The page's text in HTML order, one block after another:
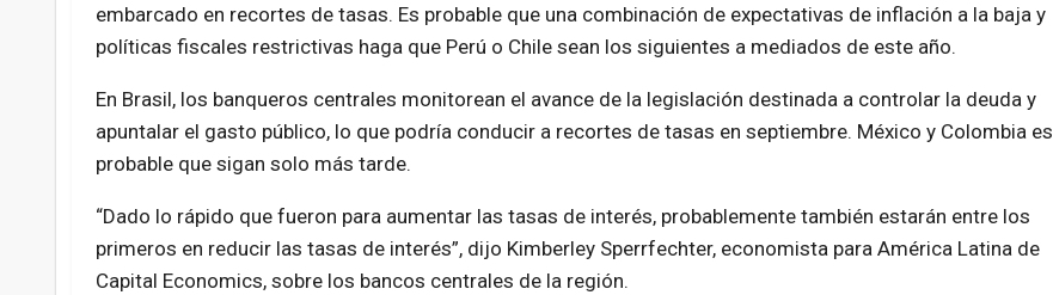
embarcado en recortes de tasas. Es probable que una combinación de expectativas de inflación a la baja y
políticas fiscales restrictivas haga que Perú o Chile sean los siguientes a mediados de este año.
En Brasil, los banqueros centrales monitorean el avance de la legislación destinada a controlar la deuda y
apuntalar el gasto público, lo que podría conducir a recortes de tasas en septiembre. México y Colombia es
probable que sigan solo más tarde.
“Dado lo rápido que fueron para aumentar las tasas de interés, probablemente también estarán entre los
primeros en reducir las tasas de interés”, dijo Kimberley Sperrfechter, economista para América Latina de
Capital Economics, sobre los bancos centrales de la región.